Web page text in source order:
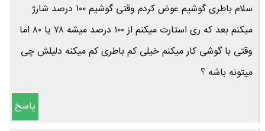
سلام باطری گوشیم عوض کردم وقتی گوشیم ۱۰۰ درصد شارژ
میکنم بعد که ری استارت میکنم از ۱۰۰ درصد میشه ۷۸ یا ۸۰ اما
وقتی با گوشی کار میکنم خیلی کم باطری کم میکنه دلیلش چی
میتونه باشه ؟
پاسخ